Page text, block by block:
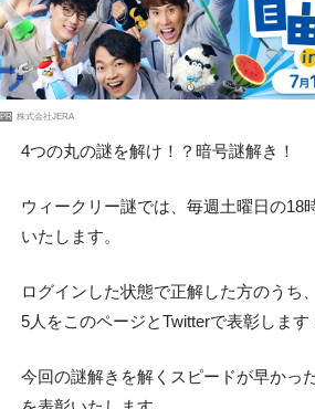
PR 株式会社JERA
4つの丸の謎を解け！？暗号謎解き！
ウィークリー謎では、毎週土曜日の18
いたします。
ログインした状態で正解した方のうち
5人をこのページとTwitterで表彰します
今回の謎解きを解くスピードが早かっ